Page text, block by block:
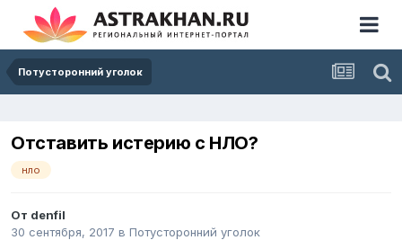
Потусторонний уголок
Отставить истерию с НЛО?
нло
От denfil
30 сентября, 2017 в Потусторонний уголок